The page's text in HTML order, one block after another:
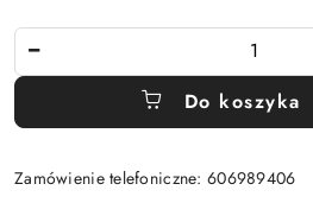
Do koszyka
Zamówienie telefoniczne: 606989406